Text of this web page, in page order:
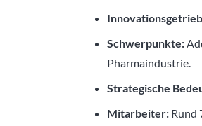
Schwerpunkte:
Pharmaindustrie.
Strategische
Mitarbeiter: Rund